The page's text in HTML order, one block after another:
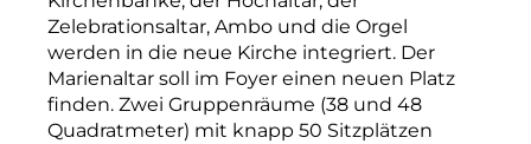
Zelebrations­altar, Ambo und die Orgel
werden in die neue Kirche integriert. Der
Marienaltar soll im Foyer einen neuen Platz
finden. Zwei Gruppenräume (38 und 48
Quadrat­meter) mit knapp 50 Sitzplätzen